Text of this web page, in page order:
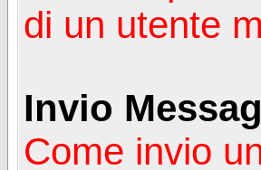
di un utente
Invio
Come invio